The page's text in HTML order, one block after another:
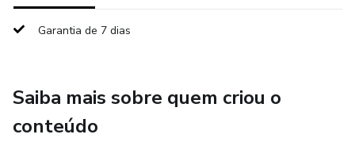
Garantia de 7 dias
Saiba mais sobre quem criou o
conteúdo